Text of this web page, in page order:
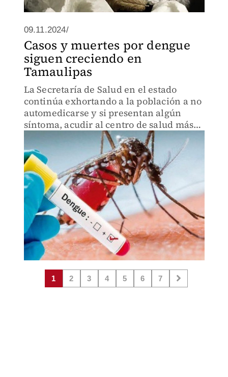
09.11.2024/
Casos y muertes por dengue
siguen creciendo en
Tamaulipas
La Secretaría de Salud en el estado
continúa exhortando a la población a no
automedicarse y si presentan algún
síntoma, acudir al centro de salud más
cercano.
1 2 3 4 5 6 7